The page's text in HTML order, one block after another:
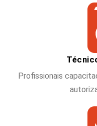
Profissionais